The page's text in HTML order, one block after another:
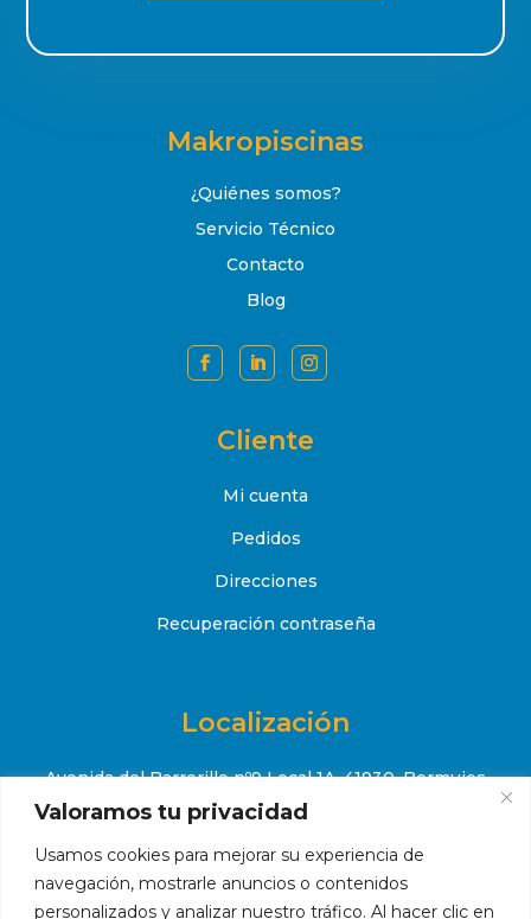
Valoramos tu privacidad
Usamos cookies para mejorar su experiencia de
navegación, mostrarle anuncios o contenidos
personalizados y analizar nuestro tráfico. Al hacer clic en
Makropiscinas
¿Quiénes somos?
Servicio Técnico
Contacto
Blog
Cliente
Mi cuenta
Pedidos
Direcciones
Recuperación contraseña
Localización
Avenida del Barrerillo nº9 Local 1A, 41930, Bormujos
(Sevilla)
 +34 651 52 88 08
 contacto@makropiscinas.com